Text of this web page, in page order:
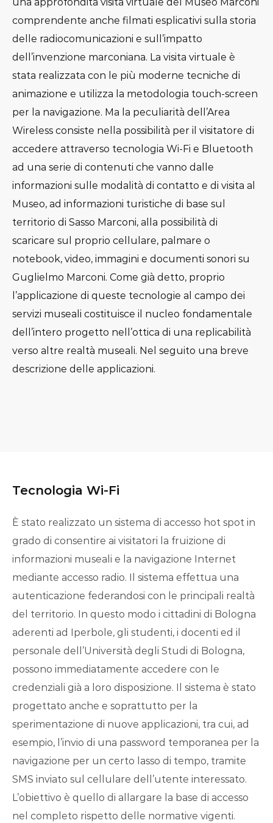
comprendente anche filmati esplicativi sulla storia
delle radiocomunicazioni e sull’impatto
dell’invenzione marconiana. La visita virtuale è
stata realizzata con le più moderne tecniche di
animazione e utilizza la metodologia touch-screen
per la navigazione. Ma la peculiarità dell’Area
Wireless consiste nella possibilità per il visitatore di
accedere attraverso tecnologia Wi-Fi e Bluetooth
ad una serie di contenuti che vanno dalle
informazioni sulle modalità di contatto e di visita al
Museo, ad informazioni turistiche di base sul
territorio di Sasso Marconi, alla possibilità di
scaricare sul proprio cellulare, palmare o
notebook, video, immagini e documenti sonori su
Guglielmo Marconi. Come già detto, proprio
l’applicazione di queste tecnologie al campo dei
servizi museali costituisce il nucleo fondamentale
dell’intero progetto nell’ottica di una replicabilità
verso altre realtà museali. Nel seguito una breve
descrizione delle applicazioni.
Tecnologia Wi-Fi
È stato realizzato un sistema di accesso hot spot in
grado di consentire ai visitatori la fruizione di
informazioni museali e la navigazione Internet
mediante accesso radio. Il sistema effettua una
autenticazione federandosi con le principali realtà
del territorio. In questo modo i cittadini di Bologna
aderenti ad Iperbole, gli studenti, i docenti ed il
personale dell’Università degli Studi di Bologna,
possono immediatamente accedere con le
credenziali già a loro disposizione. Il sistema è stato
progettato anche e soprattutto per la
sperimentazione di nuove applicazioni, tra cui, ad
esempio, l’invio di una password temporanea per la
navigazione per un certo lasso di tempo, tramite
SMS inviato sul cellulare dell’utente interessato.
L’obiettivo è quello di allargare la base di accesso
nel completo rispetto delle normative vigenti.